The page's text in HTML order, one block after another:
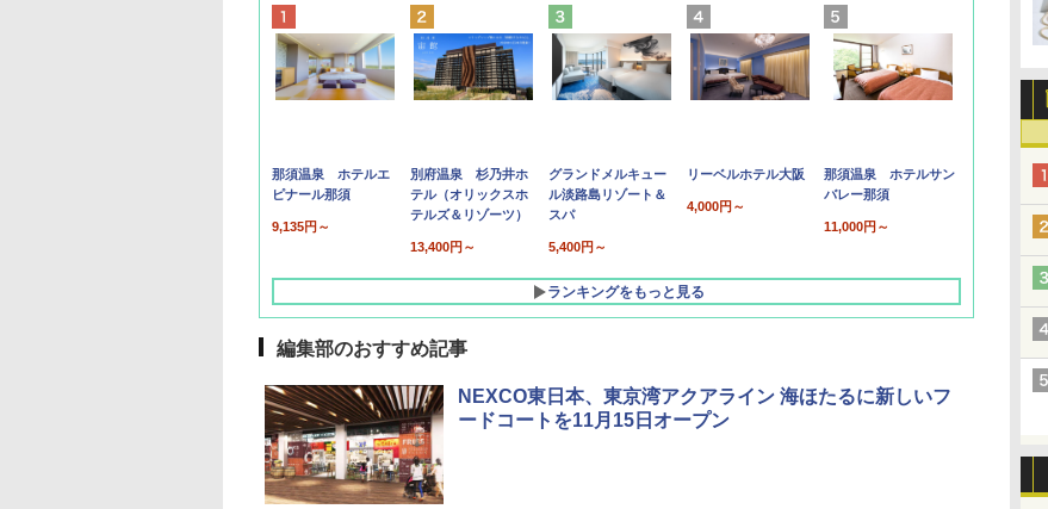
那須温泉 ホテルエ
ピナール那須
9,135円～
別府温泉 杉乃井ホ
テル（オリックスホ
テルズ＆リゾーツ）
13,400円～
グランドメルキュー
ル淡路島リゾート＆
スパ
5,400円～
リーベルホテル大阪
4,000円～
那須温泉 ホテルサン
バレー那須
11,000円～
ランキングをもっと見る
編集部のおすすめ記事
NEXCO東日本、東京湾アクアライン 海ほたるに新しいフ
ードコートを11月15日オープン